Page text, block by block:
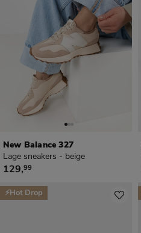
New Balance 327
Lage sneakers - beige
€ 129,99
129,99
⚡Hot Drop